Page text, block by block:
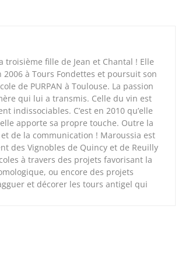
troisième fille de Jean et Chantal ! Elle
à Tours Fondettes et poursuit son
de PURPAN à Toulouse. La passion
qui lui a transmis. Celle du vin est
indissociables. C’est en 2010 qu’elle
apporte sa propre touche. Outre la
de la communication ! Maroussia est
des Vignobles de Quincy et de Reuilly
à travers des projets favorisant la
ou encore des projets
et décorer les tours antigel qui